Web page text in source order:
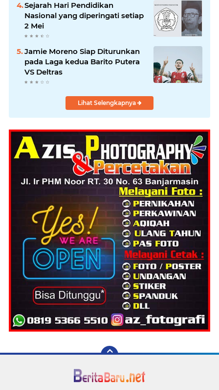
Sejarah Hari Pendidikan
Nasional yang diperingati setiap
2 Mei
Jamie Moreno Siap Diturunkan
pada Laga kedua Barito Putera
VS Deltras
Lihat Selengkapnya